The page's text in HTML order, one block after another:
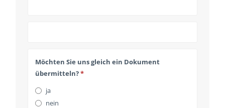
Möchten Sie uns gleich ein Dokument
übermitteln?*
ja
nein